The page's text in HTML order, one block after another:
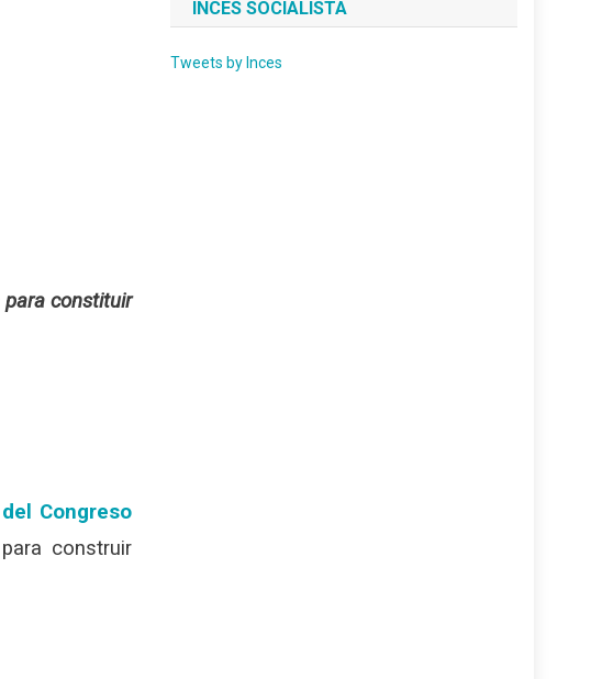
constituir
Congreso
para construir
INCES SOCIALISTA
Tweets by Inces